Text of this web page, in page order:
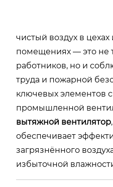
чистый воздух в
помещениях — это не
работников, но и
труда и пожарной
ключевых элементов
промышленной
вытяжной вентилятор
обеспечивает
загрязнённого
избыточной